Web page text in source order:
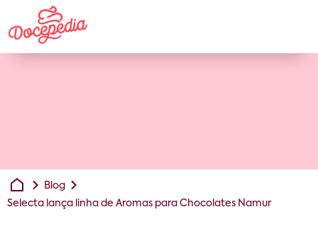
Blog
Selecta lança linha de Aromas para Chocolates Namur